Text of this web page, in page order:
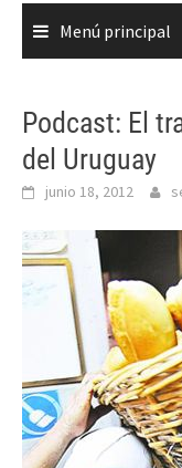
Menú principal
Podcast: El
del Uruguay
junio 18, 2012